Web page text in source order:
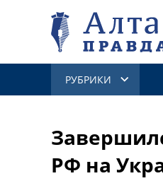
РУБРИКИ
РФ на